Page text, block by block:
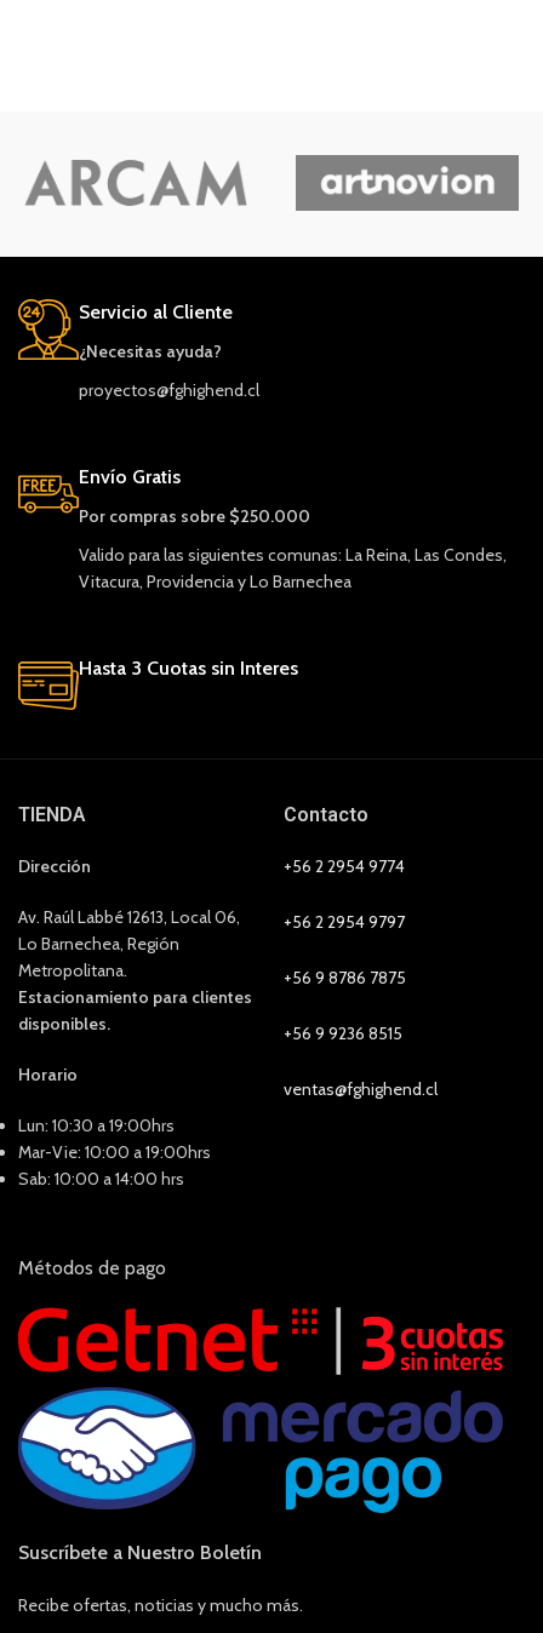
Servicio al Cliente
¿Necesitas ayuda?
proyectos@fghighend.cl
Envío Gratis
Por compras sobre $250.000
Valido para las siguientes comunas: La Reina, Las Condes,
Vitacura, Providencia y Lo Barnechea
Hasta 3 Cuotas sin Interes
TIENDA
Dirección
Av. Raúl Labbé 12613, Local 06,
Lo Barnechea, Región
Metropolitana.
Estacionamiento para clientes
disponibles.
Horario
Lun: 10:30 a 19:00hrs
Mar-Vie: 10:00 a 19:00hrs
Sab: 10:00 a 14:00 hrs
Contacto
+56 2 2954 9774
+56 2 2954 9797
+56 9 8786 7875
+56 9 9236 8515
ventas@fghighend.cl
Métodos de pago
Suscríbete a Nuestro Boletín
Recibe ofertas, noticias y mucho más.